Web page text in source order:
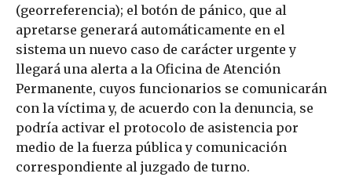
(georreferencia); el botón de pánico, que al
apretarse generará automáticamente en el
sistema un nuevo caso de carácter urgente y
llegará una alerta a la Oficina de Atención
Permanente, cuyos funcionarios se comunicarán
con la víctima y, de acuerdo con la denuncia, se
podría activar el protocolo de asistencia por
medio de la fuerza pública y comunicación
correspondiente al juzgado de turno.